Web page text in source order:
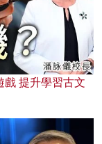
戲 提升學習古文